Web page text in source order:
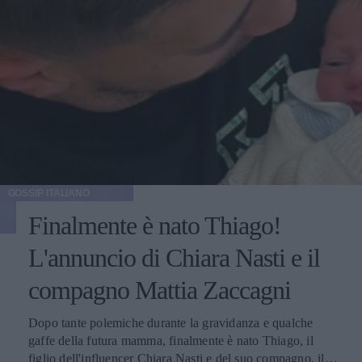
Finalmente è nato Thiago!
L'annuncio di Chiara Nasti e il
compagno Mattia Zaccagni
Dopo tante polemiche durante la gravidanza e qualche
gaffe della futura mamma, finalmente è nato Thiago, il
figlio dell'influencer Chiara Nasti e del suo compagno, il